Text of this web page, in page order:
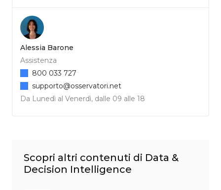
Alessia Barone
Assistenza
Da Lunedì al Venerdì, dalle 09 alle 18
800 033 727
supporto@osservatori.net
Scopri altri contenuti di Data &
Decision Intelligence